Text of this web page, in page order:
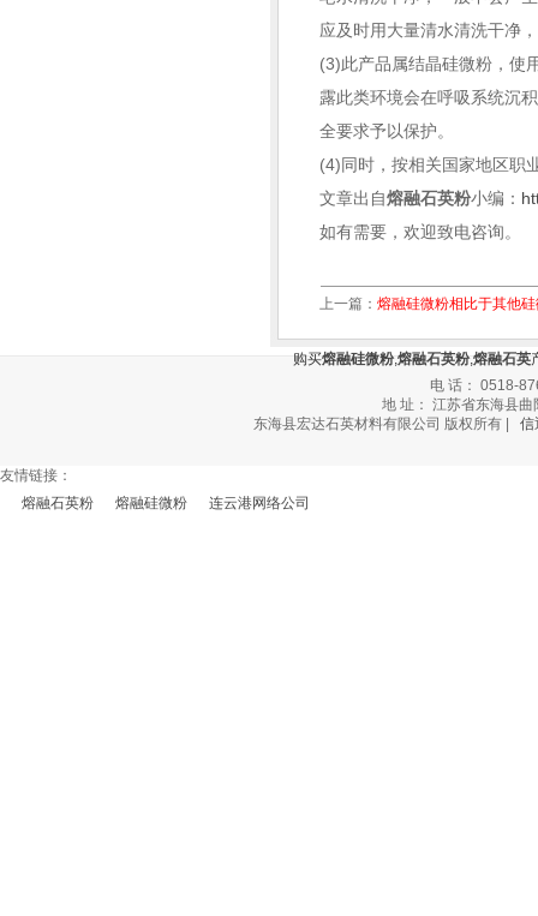
应及时用大量清水清洗干净
(3)此产品属结晶硅微粉，使
露此类环境会在呼吸系统沉
全要求予以保护。
(4)同时，按相关国家地区职
文章出自熔融石英粉小编：
如有需要，欢迎致电咨询。
上一篇：熔融硅微粉相比于其他
购买熔融硅微粉,熔融石英粉,熔融石英
电 话： 0518-
地 址： 江苏省东海县
东海县宏达石英材料有限公司 版权所有 |信
友情链接：
熔融石英粉
熔融硅微粉 连云港网络公司